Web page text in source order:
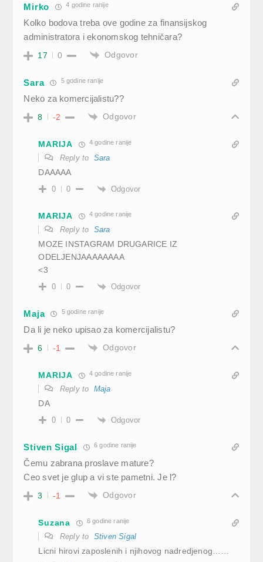
Mirko 4 godine ranije
Kolko bodova treba ove godine za finansijskog
administratora i ekonomskog tehničara?
17 0 Odgovor
Sara 5 godine ranije
Neko za komercijalistu??
8 -2 Odgovor
MARIJA 4 godine ranije
Reply to Sara
DAAAAA
0 0 Odgovor
MARIJA 4 godine ranije
Reply to Sara
MOZE INSTAGRAM DRUGARICE IZ
ODELJENJAAAAAAAA
<3
0 0 Odgovor
Maja 5 godine ranije
Da li je neko upisao za komercijalistu?
6 -1 Odgovor
MARIJA 4 godine ranije
Reply to Maja
DA
0 0 Odgovor
Stiven Sigal 6 godine ranije
Čemu zabrana proslave mature?
Ceo svet je glup a vi ste pametni. Je l?
3 -1 Odgovor
Suzana 6 godine ranije
Reply to Stiven Sigal
Licni hirovi zaposlenih i njihovog nadredjenog……